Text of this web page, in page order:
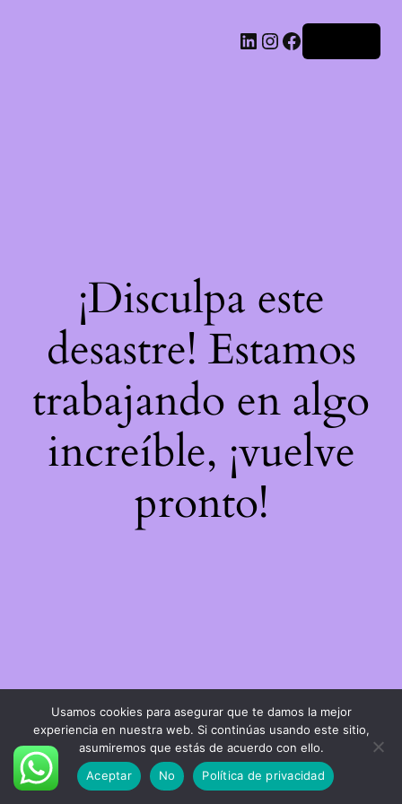
LinkedIn
Instagram
Facebook
¡Disculpa este
desastre! Estamos
trabajando en algo
increíble, ¡vuelve
pronto!
Usamos cookies para asegurar que te damos la mejor
experiencia en nuestra web. Si continúas usando este sitio,
asumiremos que estás de acuerdo con ello.
Aceptar
No Política de privacidad